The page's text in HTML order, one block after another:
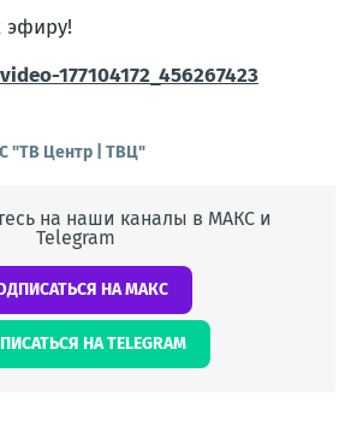
эфиру!
177104172_456267423
"ТВ Центр | ТВЦ"
на наши каналы в МАКС и
Telegram
НА МАКС
НА TELEGRAM